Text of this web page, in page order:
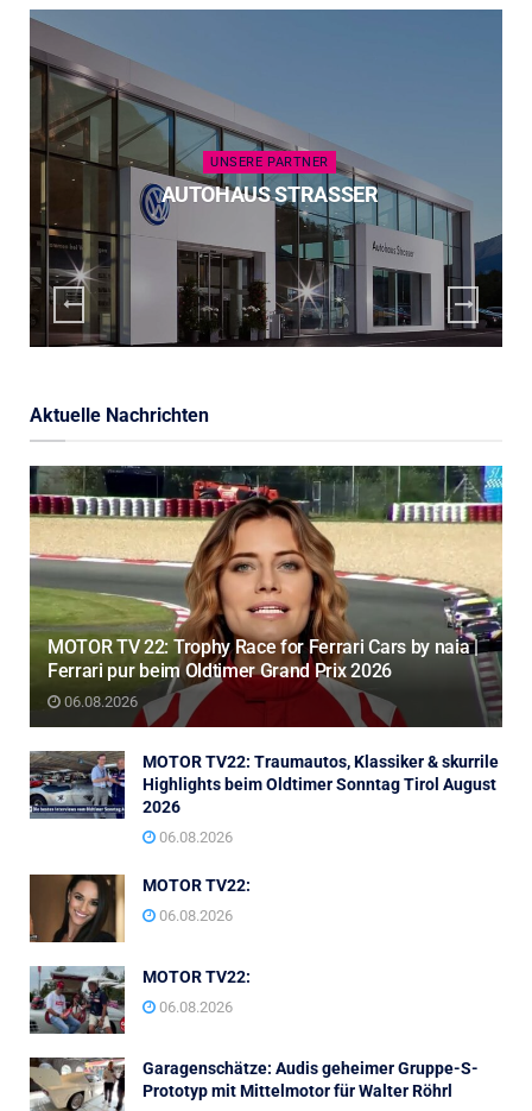
UNSERE PARTNER
AUTOHAUS STRASSER
Aktuelle Nachrichten
MOTOR TV 22: Trophy Race for Ferrari Cars by naia |
Ferrari pur beim Oldtimer Grand Prix 2026
06.08.2026
MOTOR TV22: Traumautos, Klassiker & skurrile
Highlights beim Oldtimer Sonntag Tirol August
2026
06.08.2026
MOTOR TV22:
06.08.2026
MOTOR TV22:
06.08.2026
Garagenschätze: Audis geheimer Gruppe-S-
Prototyp mit Mittelmotor für Walter Röhrl